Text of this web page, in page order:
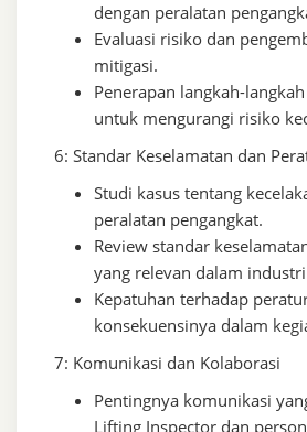
dengan peralatan
Evaluasi risiko dan
mitigasi.
Penerapan langkah-
untuk mengurangi risiko
6: Standar Keselamatan dan
Studi kasus tentang
peralatan pengangkat.
Review standar
yang relevan dalam
Kepatuhan terhadap
konsekuensinya dalam
7: Komunikasi dan Kolaborasi
Pentingnya komunikasi
Lifting Inspector dan